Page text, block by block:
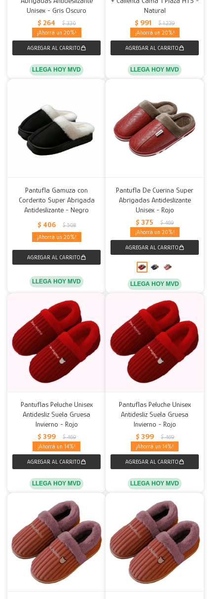
Unisex - Gris Oscuro
$ 264 $ 330
20
LLEGA HOY MVD
Natural
$ 991 $ 1.239
20
LLEGA HOY MVD
Pantufla Gamuza con
Corderito Super Abrigada
Antideslizante - Negro
$ 406 $ 508
20
LLEGA HOY MVD
Pantufla De Cuerina Super
Abrigadas Antideslizante
Unisex - Rojo
$ 375 $ 469
20
LLEGA HOY MVD
Pantuflas Peluche Unisex
Antidesliz Suela Gruesa
Invierno - Rojo
$ 399 $ 469
14
LLEGA HOY MVD
Pantuflas Peluche Unisex
Antidesliz Suela Gruesa
Invierno - Rojo
$ 399 $ 469
14
LLEGA HOY MVD
Mesas
Calefactores
Acolchados y Frazadas
Fundas
Decoración
Accesorios para el hogar
Herramientas
Accesorios
Muebles Infantiles